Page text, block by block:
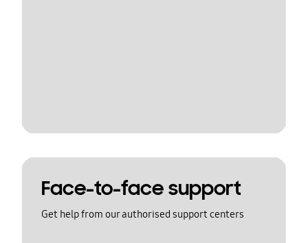
Face-to-face support
Get help from our authorised support centers